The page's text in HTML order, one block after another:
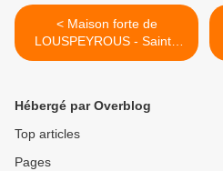
< Maison forte de
LOUSPEYROUS - Sainte
Maure de Peyriac
Hébergé par Overblog
Top articles
Pages